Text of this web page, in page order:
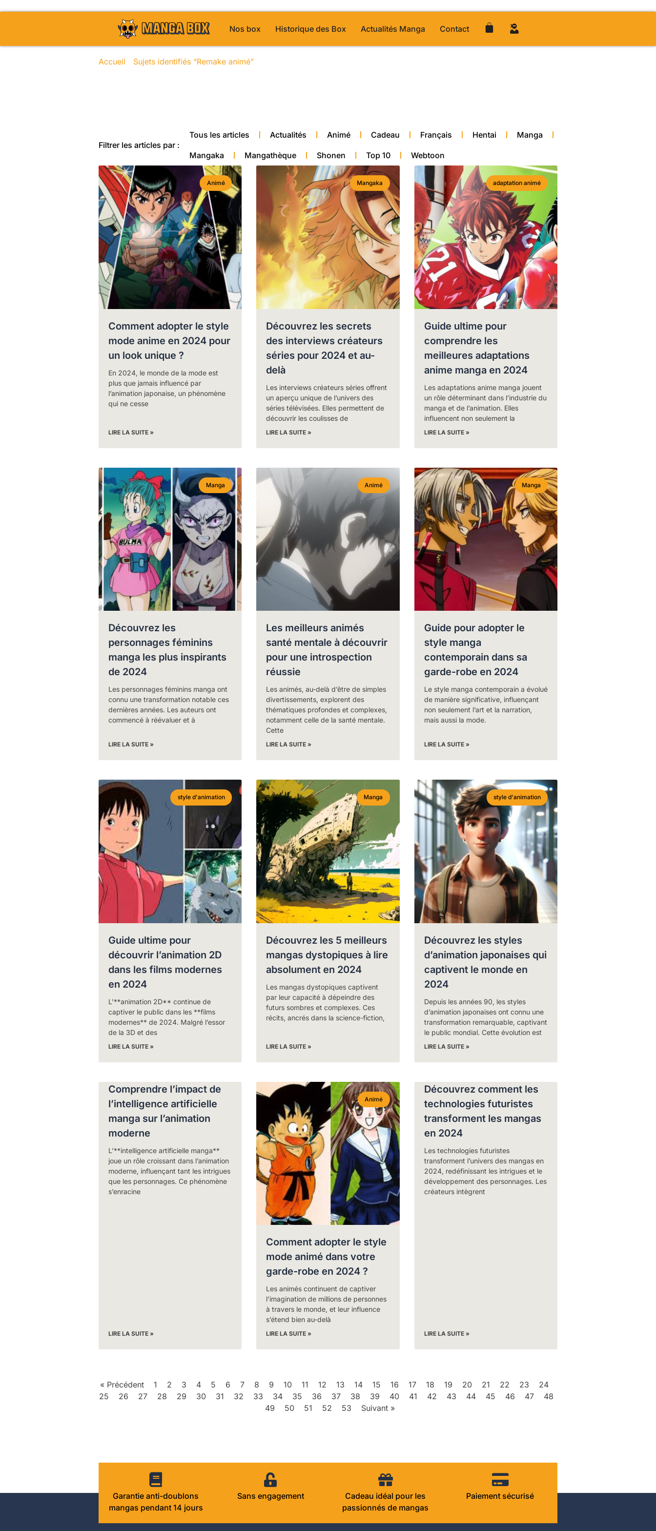
Nos box Historique des Box Actualités Manga Contact
Accueil Sujets identifiés “Remake animé”/ Page 37
Filtrer les articles par :
Tous les articles Actualités Animé Cadeau Français Hentai Manga
Mangaka Mangathèque Shonen Top 10 Webtoon
Animé
Comment adopter le style
mode anime en 2024 pour
un look unique ?
En 2024, le monde de la mode est
plus que jamais influencé par
l’animation japonaise, un phénomène
qui ne cesse
LIRE LA SUITE »
Mangaka
Découvrez les secrets
des interviews créateurs
séries pour 2024 et au-
delà
Les interviews créateurs séries offrent
un aperçu unique de l’univers des
séries télévisées. Elles permettent de
découvrir les coulisses de
LIRE LA SUITE »
adaptation animé
Guide ultime pour
comprendre les
meilleures adaptations
anime manga en 2024
Les adaptations anime manga jouent
un rôle déterminant dans l’industrie du
manga et de l’animation. Elles
influencent non seulement la
LIRE LA SUITE »
Manga
Découvrez les
personnages féminins
manga les plus inspirants
de 2024
Les personnages féminins manga ont
connu une transformation notable ces
dernières années. Les auteurs ont
commencé à réévaluer et à
LIRE LA SUITE »
Animé
Les meilleurs animés
santé mentale à découvrir
pour une introspection
réussie
Les animés, au-delà d’être de simples
divertissements, explorent des
thématiques profondes et complexes,
notamment celle de la santé mentale.
Cette
LIRE LA SUITE »
Manga
Guide pour adopter le
style manga
contemporain dans sa
garde-robe en 2024
Le style manga contemporain a évolué
de manière significative, influençant
non seulement l’art et la narration,
mais aussi la mode.
LIRE LA SUITE »
style d'animation
Guide ultime pour
découvrir l’animation 2D
dans les films modernes
en 2024
L’**animation 2D** continue de
captiver le public dans les **films
modernes** de 2024. Malgré l’essor
de la 3D et des
LIRE LA SUITE »
Manga
Découvrez les 5 meilleurs
mangas dystopiques à lire
absolument en 2024
Les mangas dystopiques captivent
par leur capacité à dépeindre des
futurs sombres et complexes. Ces
récits, ancrés dans la science-fiction,
LIRE LA SUITE »
style d'animation
Découvrez les styles
d’animation japonaises qui
captivent le monde en
2024
Depuis les années 90, les styles
d’animation japonaises ont connu une
transformation remarquable, captivant
le public mondial. Cette évolution est
LIRE LA SUITE »
Comprendre l’impact de
l’intelligence artificielle
manga sur l’animation
moderne
L’**intelligence artificielle manga**
joue un rôle croissant dans l’animation
moderne, influençant tant les intrigues
que les personnages. Ce phénomène
s’enracine
LIRE LA SUITE »
Animé
Comment adopter le style
mode animé dans votre
garde-robe en 2024 ?
Les animés continuent de captiver
l’imagination de millions de personnes
à travers le monde, et leur influence
s’étend bien au-delà
LIRE LA SUITE »
Découvrez comment les
technologies futuristes
transforment les mangas
en 2024
Les technologies futuristes
transforment l’univers des mangas en
2024, redéfinissant les intrigues et le
développement des personnages. Les
créateurs intègrent
LIRE LA SUITE »
« Précédent 1 2 3 4 5 6 7 8 9 10 11 12 13 14 15 16 17 18 19 20 21 22 23
24
25
26 27 28 29 30 31 32 33 34 35 36 37 38 39 40 41 42 43 44 45 46 47
48
49
50 51 52 53 Suivant »
Garantie anti-doublons
mangas pendant 14 jours
Sans engagement
Cadeau idéal pour les
passionnés de mangas
Paiement sécurisé